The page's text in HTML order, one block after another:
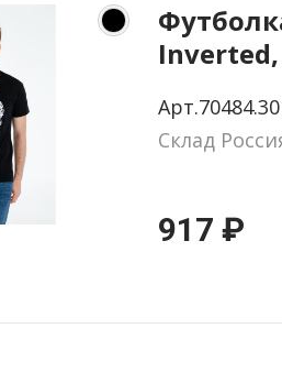
Склад
917 ₽